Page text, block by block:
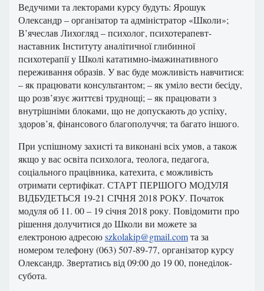
Ведучими та лекторами курсу будуть: Ярошук
Олександр – організатор та адміністратор «Школи»;
В’ячеслав Лихогляд – психолог, психотерапевт-
наставник Інституту аналітичної глибинної
психотерапії у Школі кататимно-імажинативного
переживання образів. У вас буде можливість навчитися:
– як працювати консультантом; – як уміло вести бесіду,
що розв’язує життєві труднощі; – як працювати з
внутрішніми блоками, що не допускають до успіху,
здоров’я, фінансового благополуччя; та багато іншого.
При успішному захисті та виконані всіх умов, а також
якщо у вас освіта психолога, теолога, педагога,
соціального працівника, катехита, є можливість
отримати сертифікат. СТАРТ ПЕРШОГО МОДУЛЯ
ВІДБУДЕТЬСЯ 19-21 СІЧНЯ 2018 РОКУ. Початок
модуля об 11. 00 – 19 січня 2018 року. Повідомити про
рішення долучитися до Школи ви можете за
електроною адресоюszkolakip@gmail.comта за
номером телефону (063) 507‑89‑77, організатор курсу
Олександр. Звертатись від 09:00 до 19 00, понеділок-
субота.